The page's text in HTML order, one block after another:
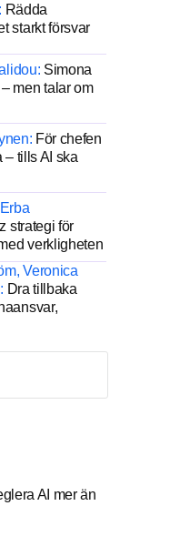
Rädda
starkt försvar
Simona
men talar om
För chefen
– tills AI ska
strategi för
verkligheten
Veronica
Dra tillbaka
AI mer än